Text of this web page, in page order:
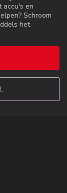
accu's en
Schroom
het